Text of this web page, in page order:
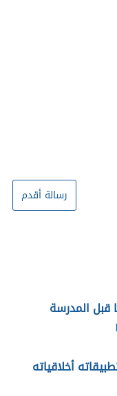
رسالة أقدم
قبل المدرسة
أخلاقياته